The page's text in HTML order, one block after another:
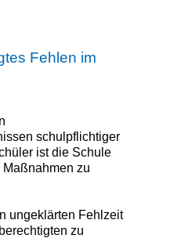
Fehlen im
schulpflichtiger
ist die Schule
zu
ungeklärten Fehlzeit
zu